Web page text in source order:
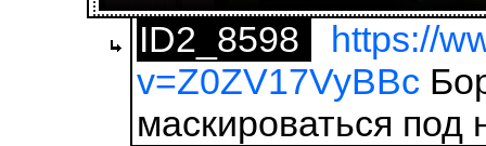
ID2_8598
https://
v=Z0ZV17VyBBc
маскироваться под